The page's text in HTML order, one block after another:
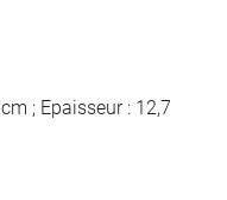
; Epaisseur : 12,7